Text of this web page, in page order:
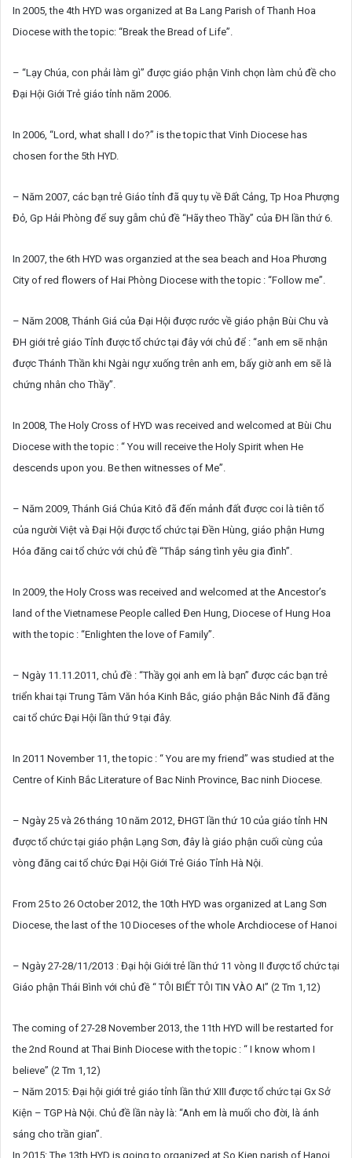
In 2005, the 4th HYD was organized at Ba Lang Parish of Thanh Hoa
Diocese with the topic: “Break the Bread of Life”.
– “Lạy Chúa, con phải làm gì” được giáo phận Vinh chọn làm chủ đề cho
Đại Hội Giới Trẻ giáo tỉnh năm 2006.
In 2006, “Lord, what shall I do?” is the topic that Vinh Diocese has
chosen for the 5th HYD.
– Năm 2007, các bạn trẻ Giáo tỉnh đã quy tụ về Đất Cảng, Tp Hoa Phượng
Đỏ, Gp Hải Phòng để suy gẫm chủ đề “Hãy theo Thầy” của ĐH lần thứ 6.
In 2007, the 6th HYD was organzied at the sea beach and Hoa Phương
City of red flowers of Hai Phòng Diocese with the topic : “Follow me”.
– Năm 2008, Thánh Giá của Đại Hội được rước về giáo phận Bùi Chu và
ĐH giới trẻ giáo Tỉnh được tổ chức tại đây với chủ để : “anh em sẽ nhận
được Thánh Thần khi Ngài ngự xuống trên anh em, bấy giờ anh em sẽ là
chứng nhân cho Thầy”.
In 2008, The Holy Cross of HYD was received and welcomed at Bùi Chu
Diocese with the topic : “ You will receive the Holy Spirit when He
descends upon you. Be then witnesses of Me”.
– Năm 2009, Thánh Giá Chúa Kitô đã đến mảnh đất được coi là tiên tổ
của người Việt và Đại Hội được tổ chức tại Đền Hùng, giáo phận Hưng
Hóa đăng cai tổ chức với chủ đề “Thắp sáng tình yêu gia đình”.
In 2009, the Holy Cross was received and welcomed at the Ancestor’s
land of the Vietnamese People called Đen Hung, Diocese of Hung Hoa
with the topic : “Enlighten the love of Family”.
– Ngày 11.11.2011, chủ đề : “Thầy gọi anh em là bạn” được các bạn trẻ
triển khai tại Trung Tâm Văn hóa Kinh Bắc, giáo phận Bắc Ninh đã đăng
cai tổ chức Đại Hội lần thứ 9 tại đây.
In 2011 November 11, the topic : “ You are my friend” was studied at the
Centre of Kinh Bắc Literature of Bac Ninh Province, Bac ninh Diocese.
– Ngày 25 và 26 tháng 10 năm 2012, ĐHGT lần thứ 10 của giáo tỉnh HN
được tổ chức tại giáo phận Lạng Sơn, đây là giáo phận cuối cùng của
vòng đăng cai tổ chức Đại Hội Giới Trẻ Giáo Tỉnh Hà Nội.
From 25 to 26 October 2012, the 10th HYD was organized at Lang Sơn
Diocese, the last of the 10 Dioceses of the whole Archdiocese of Hanoi
– Ngày 27-28/11/2013 : Đại hội Giới trẻ lần thứ 11 vòng II được tổ chức tại
Giáo phận Thái Bình với chủ đề “ TÔI BIẾT TÔI TIN VÀO AI” (2 Tm 1,12)
The coming of 27-28 November 2013, the 11th HYD will be restarted for
the 2nd Round at Thai Binh Diocese with the topic : “ I know whom I
believe” (2 Tm 1,12)
– Năm 2015: Đại hội giới trẻ giáo tỉnh lần thứ XIII được tổ chức tại Gx Sở
Kiện – TGP Hà Nội. Chủ đề lần này là: “Anh em là muối cho đời, là ánh
sáng cho trần gian”.
In 2015: The 13th HYD is going to organized at So Kien parish of Hanoi